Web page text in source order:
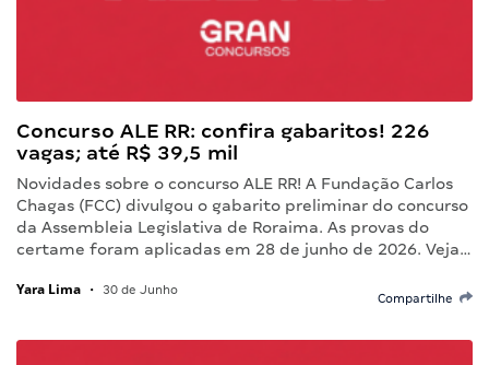
Concurso ALE RR: confira gabaritos! 226
vagas; até R$ 39,5 mil
Novidades sobre o concurso ALE RR! A Fundação Carlos
Chagas (FCC) divulgou o gabarito preliminar do concurso
da Assembleia Legislativa de Roraima. As provas do
certame foram aplicadas em 28 de junho de 2026. Veja…
Yara Lima • 30 de Junho
Compartilhe